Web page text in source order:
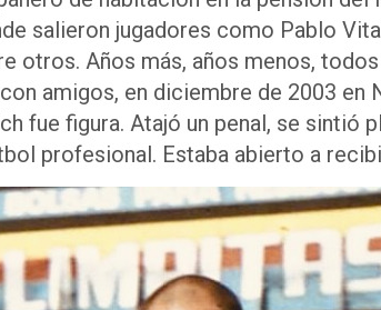
salieron jugadores como Pablo
otros. Años más, años menos,
amigos, en diciembre de 2003 en
fue figura. Atajó un penal, se sintió
profesional. Estaba abierto a